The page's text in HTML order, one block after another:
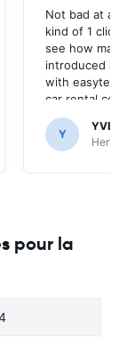
Not bad at
kind of 1
see how
introduced
with
car rental
Y
pour la